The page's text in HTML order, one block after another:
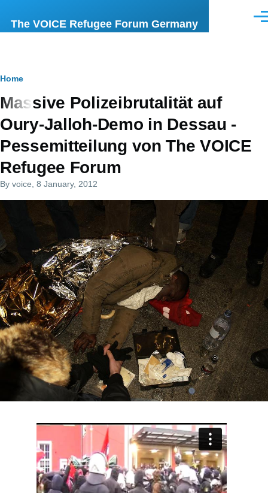
The VOICE Refugee Forum Germany
Breadcrumb
Home
Massive Polizeibrutalität auf
Oury-Jalloh-Demo in Dessau -
Pessemitteilung von The VOICE
Refugee Forum
By voice , 8 January, 2012